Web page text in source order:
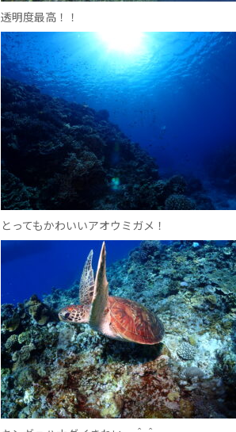
透明度最高！！
とってもかわいいアオウミガメ！